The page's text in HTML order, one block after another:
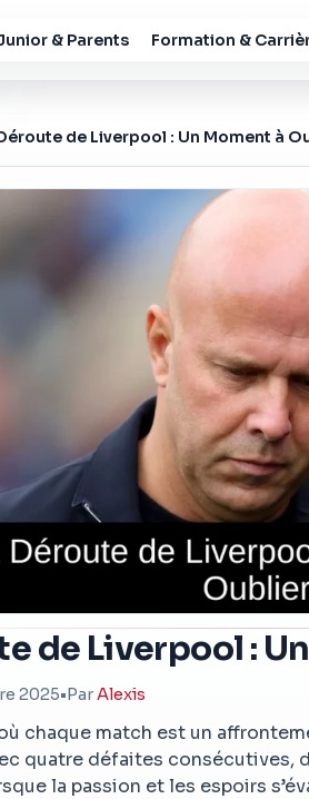
& Parents Formation &
de Liverpool : Un Moment à
de Liverpool :
2025•ParAlexis
chaque match est un
quatre défaites consécutives,
la passion et les espoirs